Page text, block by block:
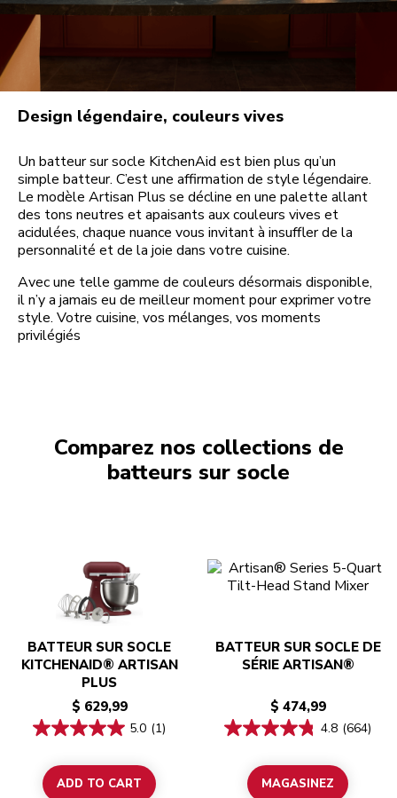
Design légendaire, couleurs vives
Un batteur sur socle KitchenAid est bien plus qu’un
simple batteur. C’est une affirmation de style légendaire.
Le modèle Artisan Plus se décline en une palette allant
des tons neutres et apaisants aux couleurs vives et
acidulées, chaque nuance vous invitant à insuffler de la
personnalité et de la joie dans votre cuisine.
Avec une telle gamme de couleurs désormais disponible,
il n’y a jamais eu de meilleur moment pour exprimer votre
style. Votre cuisine, vos mélanges, vos moments
privilégiés
Comparez nos collections de
batteurs sur socle
BATTEUR SUR SOCLE
KITCHENAID® ARTISAN
PLUS
$ 629,99
5.0 (1)
ADD TO CART
BATTEUR SUR SOCLE DE
SÉRIE ARTISAN®
$ 474,99
4.8 (664)
MAGASINEZ